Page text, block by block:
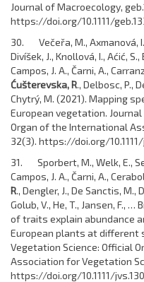
Journal of Macroecology,
https://doi.org/10.1111/
30. Večeřa, M., Axmanová,
Divíšek, J., Knollová, I., Aćić, S.,
Campos, J. A., Čarni, A.,
Ćušterevska, R., Delbosc, P.,
Chytrý, M. (2021). Mapping
European vegetation.
Organ of the International
32(3). https://doi.org/10.1111/
31. Sporbert, M., Welk, E.,
Campos, J. A., Čarni, A.,
R., Dengler, J., De Sanctis, M.,
Golub, V., He, T., Jansen, F.,
of traits explain abundance
European plants at different
Vegetation Science: Official
Association for Vegetation
https://doi.org/10.1111/